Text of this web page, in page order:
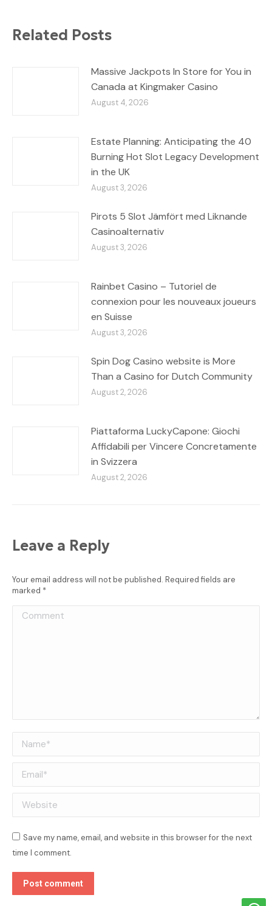
Related Posts
Massive Jackpots In Store for You in
Canada at Kingmaker Casino
August 4, 2026
Estate Planning: Anticipating the 40
Burning Hot Slot Legacy Development
in the UK
August 3, 2026
Pirots 5 Slot Jämfört med Liknande
Casinoalternativ
August 3, 2026
Rainbet Casino – Tutoriel de
connexion pour les nouveaux joueurs
en Suisse
August 3, 2026
Spin Dog Casino website is More
Than a Casino for Dutch Community
August 2, 2026
Piattaforma LuckyCapone: Giochi
Affidabili per Vincere Concretamente
in Svizzera
August 2, 2026
Leave a Reply
Your email address will not be published. Required fields are
marked *
Comment
Name *
Email *
Website
Save my name, email, and website in this browser for the next
time I comment.
Post comment